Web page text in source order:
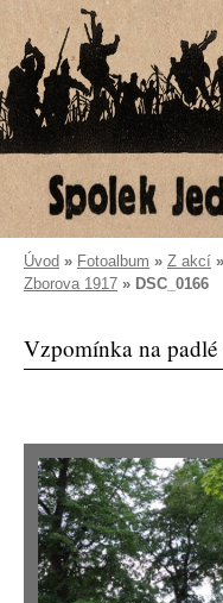
Úvod » Fotoalbum » Z akcí »
Zborova 1917 » DSC_0166
Vzpomínka na